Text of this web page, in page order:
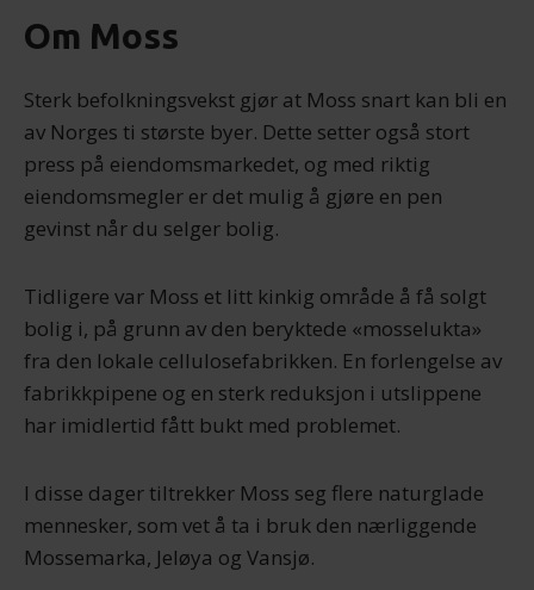
Om Moss
Sterk befolkningsvekst gjør at Moss snart kan bli en
av Norges ti største byer. Dette setter også stort
press på eiendomsmarkedet, og med riktig
eiendomsmegler er det mulig å gjøre en pen
gevinst når du selger bolig.
Tidligere var Moss et litt kinkig område å få solgt
bolig i, på grunn av den beryktede «mosselukta»
fra den lokale cellulosefabrikken. En forlengelse av
fabrikkpipene og en sterk reduksjon i utslippene
har imidlertid fått bukt med problemet.
I disse dager tiltrekker Moss seg flere naturglade
mennesker, som vet å ta i bruk den nærliggende
Mossemarka, Jeløya og Vansjø.